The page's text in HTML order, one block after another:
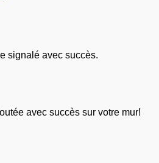
signalé avec succès.
avec succès sur votre mur!